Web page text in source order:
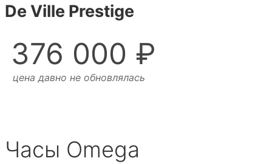
De Ville Prestige
376 000 ₽
цена давно не обновлялась
Часы Omega